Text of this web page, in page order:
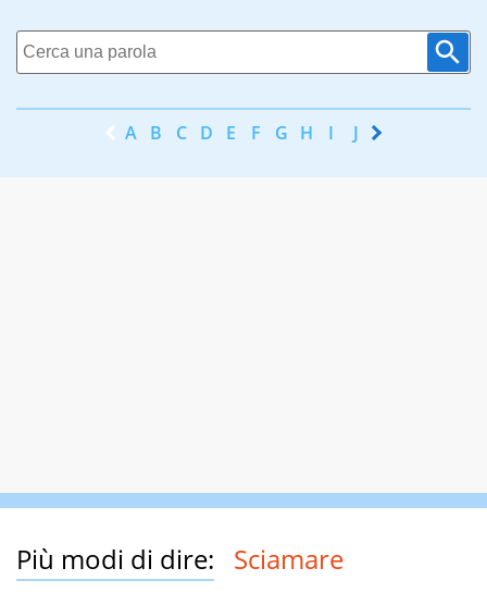
A B C D E F G H I J K
Più modi di dire: Sciamare